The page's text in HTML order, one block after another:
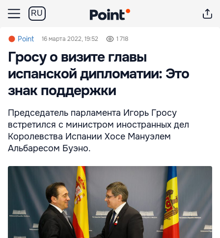
RU
Point 16 марта 2022, 19:52 1 718
Гросу о визите главы
испанской дипломатии: Это
знак поддержки
Председатель парламента Игорь Гросу
встретился с министром иностранных дел
Королевства Испании Хосе Мануэлем
Альбаресом Буэно.